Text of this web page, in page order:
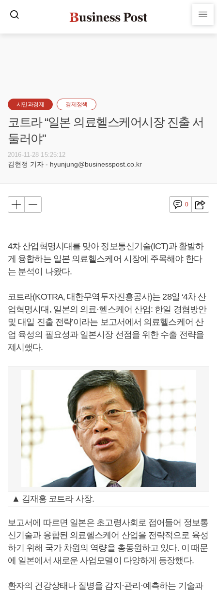
시민과경제 경제정책
코트라 “일본 의료헬스케어시장 진출 서
둘러야"
2016-11-28 15:25:12
김현정 기자 - hyunjung@businesspost.co.kr
0
4차 산업혁명시대를 맞아 정보통신기술(ICT)과 활발하
게 융합하는 일본 의료헬스케어 시장에 주목해야 한다
는 분석이 나왔다.
코트라(KOTRA, 대한무역투자진흥공사)는 28일 ‘4차 산
업혁명시대, 일본의 의료·헬스케어 산업: 한일 경협방안
및 대일 진출 전략’이라는 보고서에서 의료헬스케어 산
업 육성의 필요성과 일본시장 선점을 위한 수출 전략을
제시했다.
▲ 김재홍 코트라 사장.
보고서에 따르면 일본은 초고령사회로 접어들어 정보통
신기술과 융합된 의료헬스케어 산업을 전략적으로 육성
하기 위해 국가 차원의 역량을 총동원하고 있다. 이 때문
에 일본에서 새로운 사업모델이 다양하게 등장했다.
환자의 건강상태나 질병을 감지·관리·예측하는 기술과